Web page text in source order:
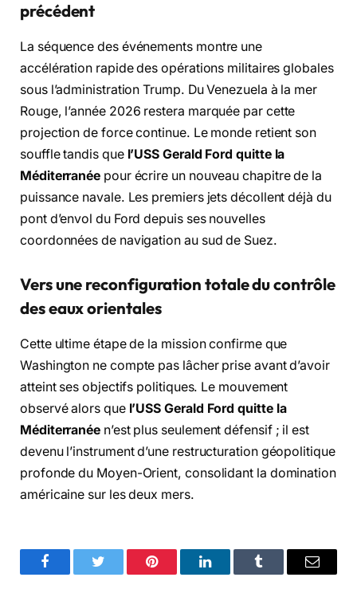
précédent
La séquence des événements montre une
accélération rapide des opérations militaires globales
sous l’administration Trump. Du Venezuela à la mer
Rouge, l’année 2026 restera marquée par cette
projection de force continue. Le monde retient son
souffle tandis que l’USS Gerald Ford quitte la
Méditerranée pour écrire un nouveau chapitre de la
puissance navale. Les premiers jets décollent déjà du
pont d’envol du Ford depuis ses nouvelles
coordonnées de navigation au sud de Suez.
Vers une reconfiguration totale du contrôle
des eaux orientales
Cette ultime étape de la mission confirme que
Washington ne compte pas lâcher prise avant d’avoir
atteint ses objectifs politiques. Le mouvement
observé alors que l’USS Gerald Ford quitte la
Méditerranée n’est plus seulement défensif ; il est
devenu l’instrument d’une restructuration géopolitique
profonde du Moyen-Orient, consolidant la domination
américaine sur les deux mers.
FacebookTwitter Pinterest LinkedInTumblr Email